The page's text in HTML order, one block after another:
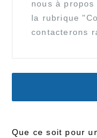
Que ce soit pour
nous à
la rubrique
contacterons